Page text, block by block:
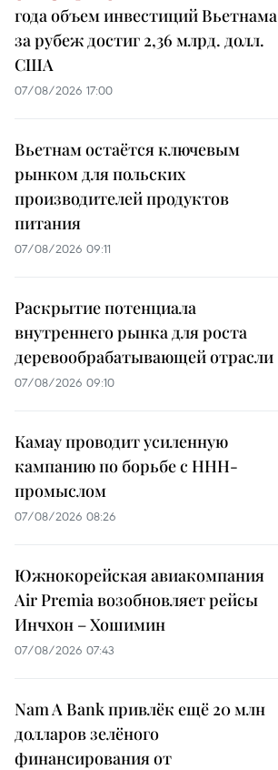
года объем инвестиций Вьетнама
за рубеж достиг 2,36 млрд. долл.
США
07/08/2026 17:00
Вьетнам остаётся ключевым
рынком для польских
производителей продуктов
питания
07/08/2026 09:11
Раскрытие потенциала
внутреннего рынка для роста
деревообрабатывающей отрасли
07/08/2026 09:10
Камау проводит усиленную
кампанию по борьбе с ННН-
промыслом
07/08/2026 08:26
Южнокорейская авиакомпания
Air Premia возобновляет рейсы
Инчхон – Хошимин
07/08/2026 07:43
Nam A Bank привлёк ещё 20 млн
долларов зелёного
финансирования от